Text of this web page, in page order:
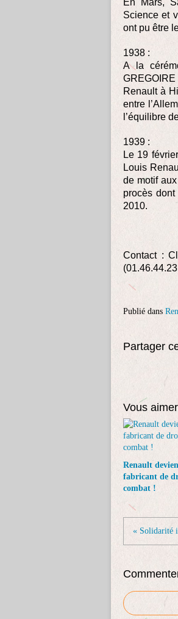
En Mars,
Science et
ont pu être
1938 :
A la
Renault à
entre
l’équilibre
1939 :
Le 19
Louis
de motif
procès
2010.
Contact :
Publié dans
Partager
Vous
Renault
fabricant de
combat !
« Solidarité